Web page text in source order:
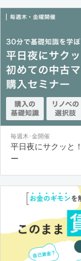
毎週木･金開催
平日夜にサクッと
ー